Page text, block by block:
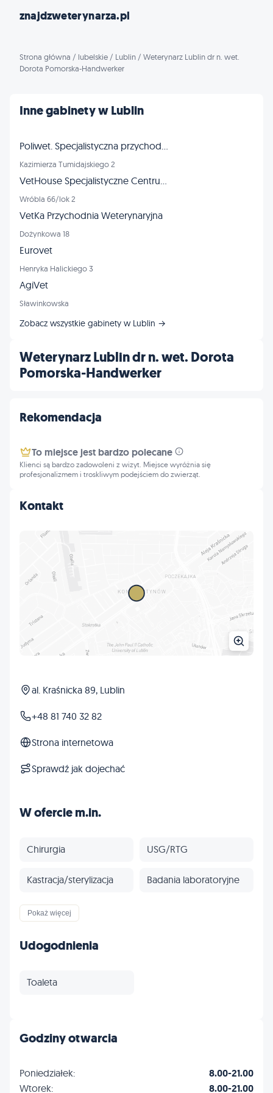
znajdzweterynarza.pl
Strona główna / lubelskie / Lublin / Weterynarz Lublin dr n. wet.
Dorota Pomorska-Handwerker
Weterynarz Lublin dr n. wet. Dorota
Pomorska-Handwerker
Kontakt
al. Kraśnicka 89, Lublin
+48 81 740 32 82
Strona internetowa
Sprawdź jak dojechać
W ofercie m.in.
Chirurgia USG/RTG
Kastracja/sterylizacja Badania laboratoryjne
Czipowanie
Szczepienia
Dermatologia
Pokaż więcej
Udogodnienia
Toaleta
Inne gabinety w Lublin
Poliwet. Specjalistyczna przychodnia dla zwierząt, RTG, USG, EKG
Kazimierza Tumidajskiego 2
VetHouse Specjalistyczne Centrum Weterynaryjne
Wróbla 66/lok 2
VetKa Przychodnia Weterynaryjna
Dożynkowa 18
Eurovet
Henryka Halickiego 3
AgiVet
Sławinkowska
Zobacz wszystkie gabinety w Lublin →
Rekomendacja
To miejsce jest bardzo polecane
Klienci są bardzo zadowoleni z wizyt. Miejsce wyróżnia się
profesjonalizmem i troskliwym podejściem do zwierząt.
Godziny otwarcia
Poniedziałek: 8.00-21.00
Wtorek: 8.00-21.00